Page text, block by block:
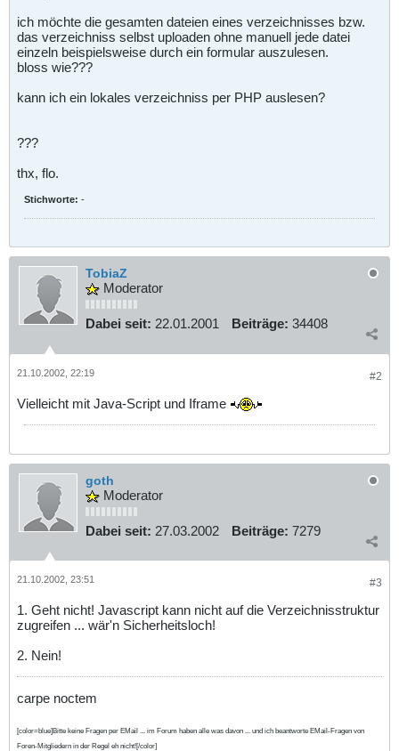
ich möchte die gesamten dateien eines verzeichnisses bzw.
das verzeichniss selbst uploaden ohne manuell jede datei
einzeln beispielsweise durch ein formular auszulesen.
bloss wie???
kann ich ein lokales verzeichniss per PHP auslesen?
???
thx, flo.
Stichworte: -
TobiaZ
Moderator
Dabei seit: 22.01.2001 Beiträge: 34408
#2
21.10.2002, 22:19
Vielleicht mit Java-Script und Iframe
goth
Moderator
Dabei seit: 27.03.2002 Beiträge: 7279
#3
21.10.2002, 23:51
1. Geht nicht! Javascript kann nicht auf die Verzeichnisstruktur
zugreifen ... wär'n Sicherheitsloch!
2. Nein!
carpe noctem
[color=blue]Bitte keine Fragen per EMail ... im Forum haben alle was davon ... und ich beantworte EMail-Fragen von
Foren-Mitgliedern in der Regel eh nicht![/color]